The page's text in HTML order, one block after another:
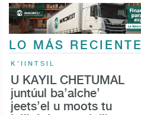
LO MÁS RECIENTE
K'IINTSIL
U KAYIL CHETUMAL
juntúul ba’alche’
jeets’el u moots tu